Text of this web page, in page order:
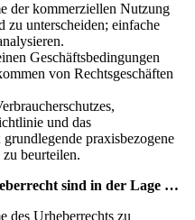
der kommerziellen Nutzung
zu unterscheiden; einfache
Geschäftsbedingungen
von Rechtsgeschäften
und das
praxisbezogene
beurteilen.
sind in der Lage …
des Urheberrechts zu